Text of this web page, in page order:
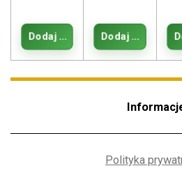
Dodaj do koszykaDodaj do
Polityka